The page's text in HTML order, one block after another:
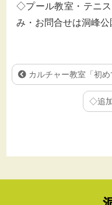
◇プール教室・テニ
み・お問合せは洞峰公
カルチャー教室「初め
◇追